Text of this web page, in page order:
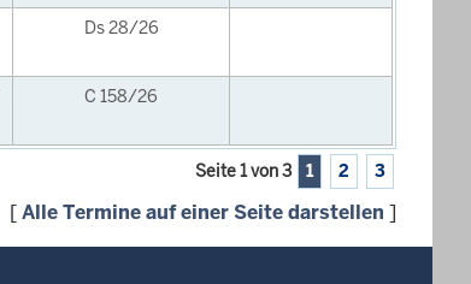
Ds 28/26
C 158/26
Seite 1 von 3 1 2 3
[Alle Termine auf einer Seite darstellen ]